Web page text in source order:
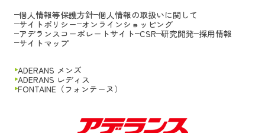
個人情報等保護方針 個人情報の取扱いに関して
サイトポリシー オンラインショッピング
アデランスコーポレートサイト CSR 研究開発 採用情報
サイトマップ
ADERANS メンズ
ADERANS レディス
FONTAINE（フォンテーヌ）